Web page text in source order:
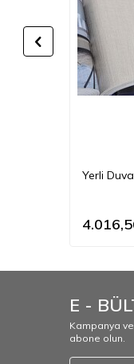
Yerli
E -
Kampanya
abone olun.